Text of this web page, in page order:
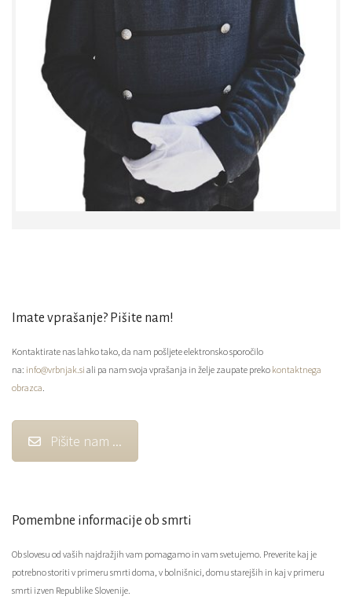
Imate vprašanje? Pišite nam!
Kontaktirate nas lahko tako, da nam pošljete elektronsko sporočilo
na: info@vrbnjak.si ali pa nam svoja vprašanja in želje zaupate preko kontaktnega
obrazca.
Pišite nam ...
Pomembne informacije ob smrti
Ob slovesu od vaših najdražjih vam pomagamo in vam svetujemo. Preverite kaj je
potrebno storiti v primeru smrti doma, v bolnišnici, domu starejših in kaj v primeru
smrti izven Republike Slovenije.